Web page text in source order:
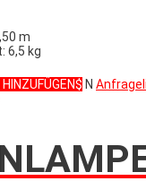
m
6,5 kg
N